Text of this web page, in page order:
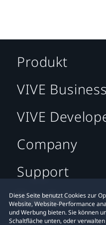
Diese Seite benutzt Cookies zur
Website, Website-Performance
und Werbung bieten. Sie können
Schaltfläche unten, oder
Produkt
VIVE Business
VIVE
Company
Support
Standort